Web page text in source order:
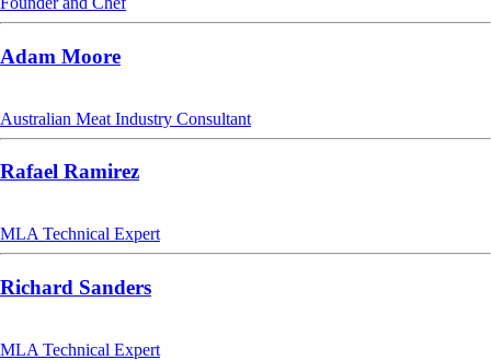
Adam Moore
Australian Meat Industry Consultant
Rafael Ramirez
MLA Technical Expert
Richard Sanders
MLA Technical Expert